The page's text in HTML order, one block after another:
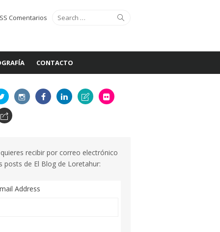
Search
for:
Comentarios
CONTACTO
recibir por correo electrónico
posts de El Blog de Loretahur:
Address